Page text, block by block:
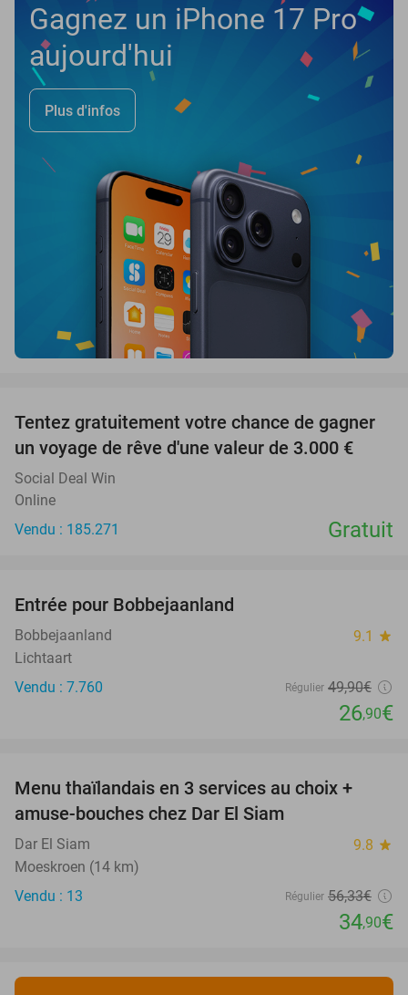
Gagnez un iPhone 17 Pro
aujourd'hui
Plus d'infos
Tentez gratuitement votre chance de gagner
un voyage de rêve d'une valeur de 3.000 €
Social Deal Win
Online
Vendu : 185.271
Gratuit
Entrée pour Bobbejaanland
Bobbejaanland 9.1 star
Lichtaart
Vendu : 7.760
Régulier 49,90€
26,90€
38%
Menu thaïlandais en 3 services au choix +
amuse-bouches chez Dar El Siam
Dar El Siam 9.8 star
Moeskroen (14 km)
Vendu : 13
Régulier 56,33€
34,90€